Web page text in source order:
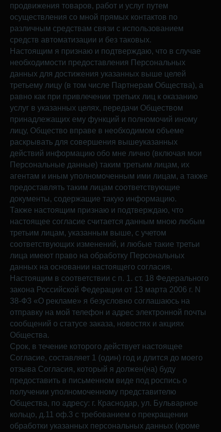
продвижения товаров, работ и услуг путем
осуществления со мной прямых контактов по
различным средствам связи с использованием
средств автоматизации и без таковых.
Настоящим я признаю и подтверждаю, что в случае
необходимости предоставления Персональных
данных для достижения указанных выше целей
третьему лицу (в том числе Партнерам Общества), а
равно как при привлечении третьих лиц к оказанию
услуг в указанных целях, передачи Обществом
принадлежащих ему функций и полномочий иному
лицу, Общество вправе в необходимом объеме
раскрывать для совершения вышеуказанных
действий информацию обо мне лично (включая мои
Персональные данные) таким третьим лицам, их
агентам и иным уполномоченным ими лицам, а также
предоставлять таким лицам соответствующие
документы, содержащие такую информацию.
Также настоящим признаю и подтверждаю, что
настоящее согласие считается данным мною любым
третьим лицам, указанным выше, с учетом
соответствующих изменений, и любые такие третьи
лица имеют право на обработку Персональных
данных на основании настоящего согласия.
Настоящим в соответствии с п. 1. ст. 18 Федерального
закона Российской Федерации от 13 марта 2006 г. N
38-Ф3 «О рекламе» я безусловно соглашаюсь на
отправку на мой телефон и адрес электронной почты
сообщений о статусе заказа, новостях и акциях
Общества.
Срок, в течение которого действует настоящее
Согласие, составляет 1 (один) год и длится до моего
отзыва Согласия, который я должен(на) буду
предоставить в письменном виде под роспись о
получении уполномоченному представителю
Общества, по адресу: г. Краснодар, ул. Бульварное
кольцо, д.11 оф.3 с требованием о прекращении
обработки указанных персональных данных (кроме